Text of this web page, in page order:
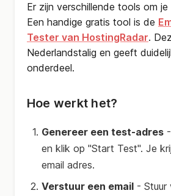
Er zijn verschillende tools om
Een handige gratis tool is de
Tester van HostingRadar.
Nederlandstalig en geeft
onderdeel.
Hoe werkt het?
Genereer een test-adres
en klik op "Start Test". Je
email adres.
Verstuur een email - Stuur